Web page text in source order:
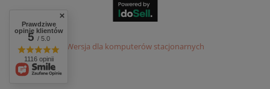
Wersja dla komputerów stacjonarnych
Prawdziwe
opinie klientów
5/ 5.0
1116 opinii